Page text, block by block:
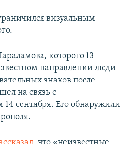
визуальным
которого 13
направлении люди
знаков после
на связь с
сентября. Его обнаружили